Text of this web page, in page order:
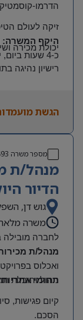
הדרמו-
זיקה לעולם
יכולת מכירה
רישיון נהיגה
היקף המשרה:
כ-4 שעות ביום, ימים א’-ה’. זמינות מיידית לתחילת עבודה
הגשת
מספר משרה
מנהל/ת
הדיור
גוש דן,
משרה
לחברה מובילה
מנהל/ת
ואכלוס
תחומי אחריות
ניהול והובלת
קיום פגישות,
הסכם.